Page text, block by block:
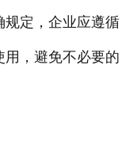
规定，企业应遵循
，避免不必要的